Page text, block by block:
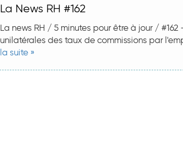
La News RH #162
La news RH / 5 minutes pour être à jour /
unilatérales des taux de commissions par
la suite »